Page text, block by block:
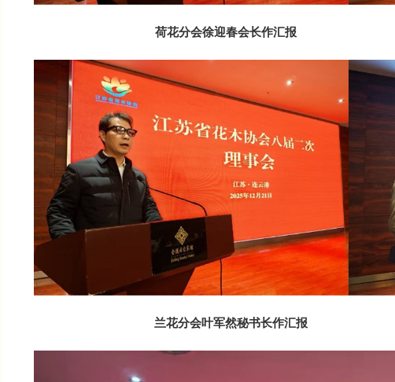
荷花分会徐迎春会长作汇
兰花分会叶军然秘书长作汇报 球